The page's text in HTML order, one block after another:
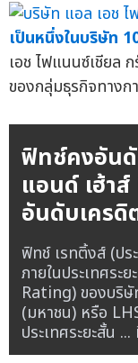
เป็นหนึ่งในบริษัท
เอช ไฟแนนซ์เชียล
ของกลุ่มธุรกิจทาง
ฟิทช์คงอัน
แอนด์ เฮ้า
อันดับเครดิ
ฟิทช์ เรทติ้งส์ (ปร
ภายในประเทศร
Rating) ของบริ
(มหาชน) หรือ
ประเทศระยะสั้น ...